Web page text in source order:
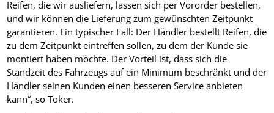
Reifen, die wir ausliefern, lassen sich per Vororder bestellen,
und wir können die Lieferung zum gewünschten Zeitpunkt
garantieren. Ein typischer Fall: Der Händler bestellt Reifen, die
zu dem Zeitpunkt eintreffen sollen, zu dem der Kunde sie
montiert haben möchte. Der Vorteil ist, dass sich die
Standzeit des Fahrzeugs auf ein Minimum beschränkt und der
Händler seinen Kunden einen besseren Service anbieten
kann“, so Toker.